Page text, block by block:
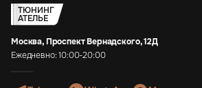
ТЮНИНГ
АТЕЛЬЕ
Москва, Проспект Вернадского, 12Д
Ежедневно: 10:00-20:00